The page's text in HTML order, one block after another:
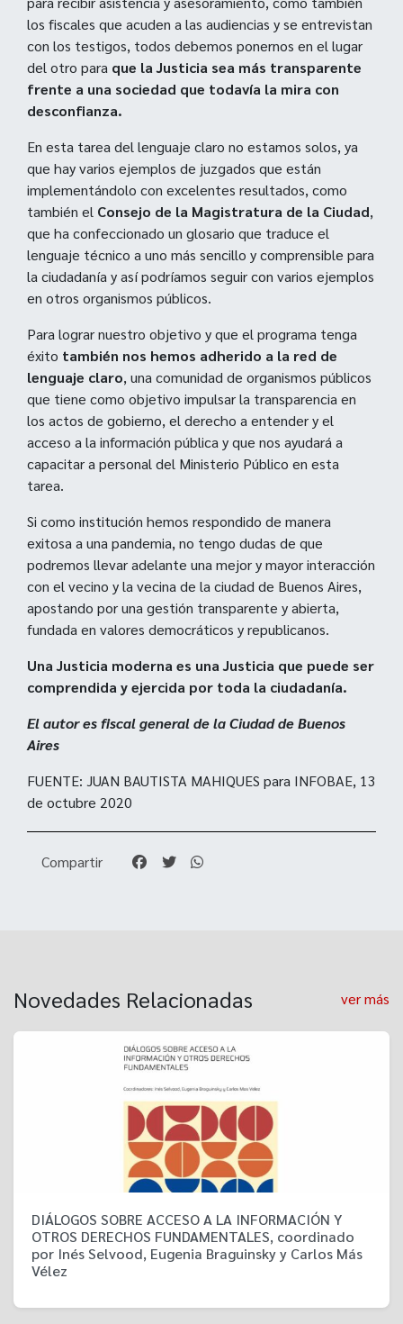
los fiscales que acuden a las audiencias y se entrevistan
con los testigos, todos debemos ponernos en el lugar
del otro para que la Justicia sea más transparente
frente a una sociedad que todavía la mira con
desconfianza.
En esta tarea del lenguaje claro no estamos solos, ya
que hay varios ejemplos de juzgados que están
implementándolo con excelentes resultados, como
también el Consejo de la Magistratura de la Ciudad,
que ha confeccionado un glosario que traduce el
lenguaje técnico a uno más sencillo y comprensible para
la ciudadanía y así podríamos seguir con varios ejemplos
en otros organismos públicos.
Para lograr nuestro objetivo y que el programa tenga
éxito también nos hemos adherido a la red de
lenguaje claro, una comunidad de organismos públicos
que tiene como objetivo impulsar la transparencia en
los actos de gobierno, el derecho a entender y el
acceso a la información pública y que nos ayudará a
capacitar a personal del Ministerio Público en esta
tarea.
Si como institución hemos respondido de manera
exitosa a una pandemia, no tengo dudas de que
podremos llevar adelante una mejor y mayor interacción
con el vecino y la vecina de la ciudad de Buenos Aires,
apostando por una gestión transparente y abierta,
fundada en valores democráticos y republicanos.
Una Justicia moderna es una Justicia que puede ser
comprendida y ejercida por toda la ciudadanía.
El autor es fiscal general de la Ciudad de Buenos
Aires
FUENTE: JUAN BAUTISTA MAHIQUES para INFOBAE, 13
de octubre 2020
Compartir
Novedades Relacionadas ver más
DIÁLOGOS SOBRE ACCESO A LA INFORMACIÓN Y
OTROS DERECHOS FUNDAMENTALES, coordinado
por Inés Selvood, Eugenia Braguinsky y Carlos Más
Vélez